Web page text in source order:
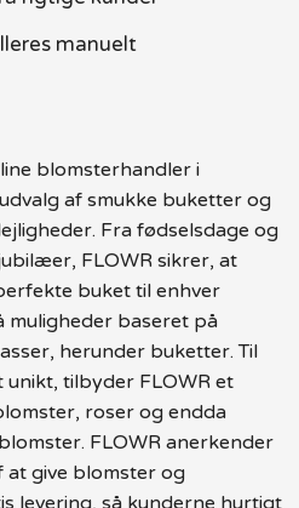
manuelt
blomsterhandler i
af smukke buketter og
Fra fødselsdage og
FLOWR sikrer, at
buket til enhver
muligheder baseret på
herunder buketter. Til
tilbyder FLOWR et
roser og endda
FLOWR anerkender
give blomster og
levering, så kunderne hurtigt